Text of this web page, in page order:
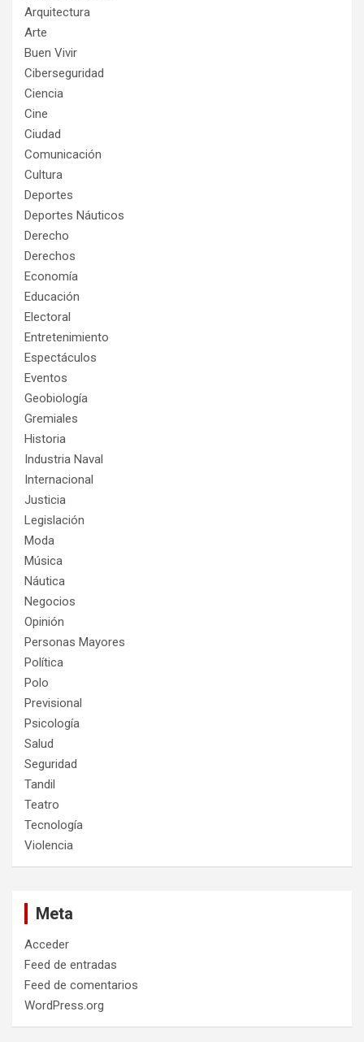
Arquitectura
Arte
Buen Vivir
Ciberseguridad
Ciencia
Cine
Ciudad
Comunicación
Cultura
Deportes
Deportes Náuticos
Derecho
Derechos
Economía
Educación
Electoral
Entretenimiento
Espectáculos
Eventos
Geobiología
Gremiales
Historia
Industria Naval
Internacional
Justicia
Legislación
Moda
Música
Náutica
Negocios
Opinión
Personas Mayores
Política
Polo
Previsional
Psicología
Salud
Seguridad
Tandil
Teatro
Tecnología
Violencia
Meta
Acceder
Feed de entradas
Feed de comentarios
WordPress.org